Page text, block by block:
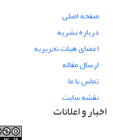
صفحه اصلی
درباره نشریه
اعضای هیات تحریریه
ارسال مقاله
تماس با ما
نقشه سایت
اخبار و اعلانات